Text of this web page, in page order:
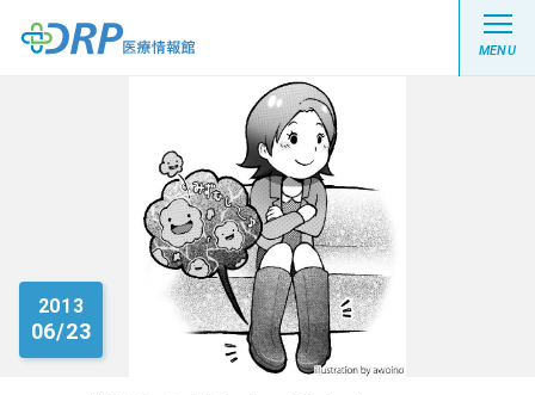
MENU
最新の注目記事
栄養健康レシピ
医療系学生記事
2013
06/23